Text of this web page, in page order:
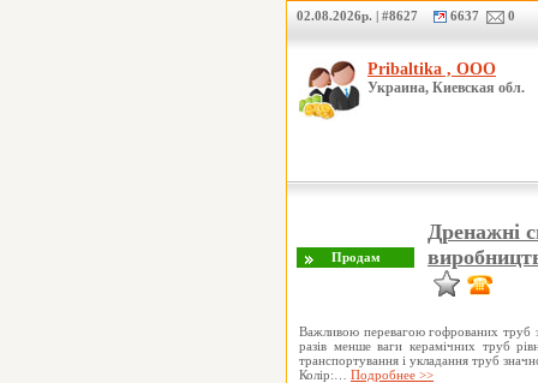
02.08.2026р. | #8627 6637 0
Pribaltika , ООО
Украина, Киевская обл.
Дренажні
Важливою перевагою гофрованих труб
разів менше ваги керамічних труб
транспортування і укладання труб
Колір:… Подробнее >>